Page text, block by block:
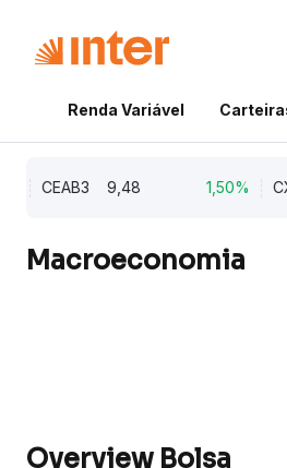
Renda Variável
CEAB3 9,48 1,50%
Macroeconomia
Overview Bolsa